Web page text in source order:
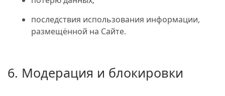
последствия использования информации,
размещённой на Сайте.
6. Модерация и блокировки